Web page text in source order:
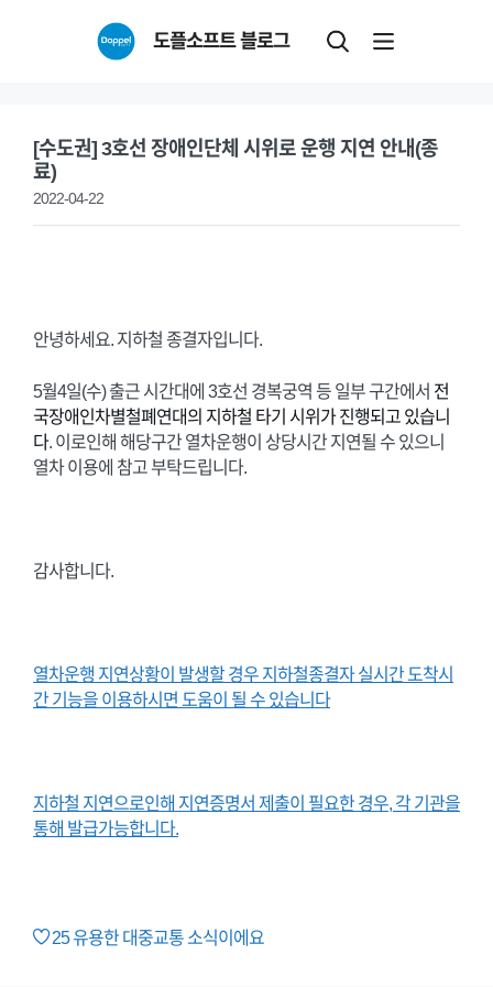
도플소프트 블로그
[수도권] 3호선 장애인단체 시위로 운행 지연 안내(종
료)
2022-04-22
안녕하세요. 지하철 종결자입니다.
5월4일(수) 출근 시간대에 3호선 경복궁역 등 일부 구간에서 전
국장애인차별철폐연대의 지하철 타기 시위가 진행되고 있습니
다. 이로인해 해당구간 열차운행이 상당시간 지연될 수 있으니
열차 이용에 참고 부탁드립니다.
감사합니다.
열차운행 지연상황이 발생할 경우 지하철종결자 실시간 도착시
간 기능을 이용하시면 도움이 될 수 있습니다
지하철 지연으로인해 지연증명서 제출이 필요한 경우, 각 기관을
통해 발급가능합니다.
25유용한 대중교통 소식이에요